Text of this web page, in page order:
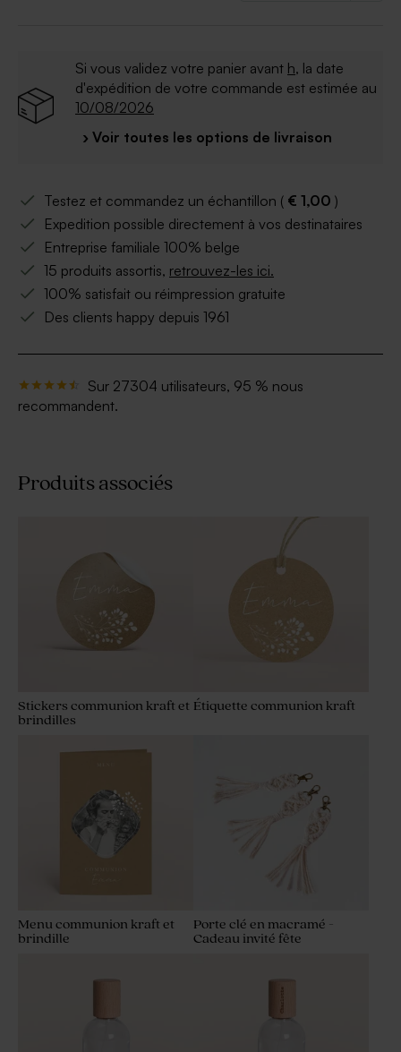
Format : 17 x 11 cm.
Matière : carton
Si vous validez votre panier avant h, la date
d'expédition de votre commande est estimée au
10/08/2026
› Voir toutes les options de livraison
Testez et commandez un échantillon ( € 1,00 )
Expedition possible directement à vos destinataires
Entreprise familiale 100% belge
15 produits assortis, retrouvez-les ici.
100% satisfait ou réimpression gratuite
Des clients happy depuis 1961
Sur 27304 utilisateurs, 95 % nous
recommandent.
Produits associés
Stickers communion kraft et
brindilles
Étiquette communion kraft
Menu communion kraft et
brindille
Porte clé en macramé -
Cadeau invité fête